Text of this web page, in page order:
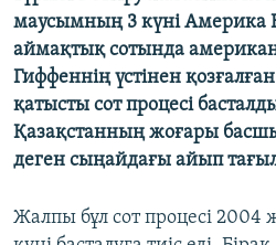
маусымның 3 күні
аймақтық сотында
Гиффеннің үстінен
қатысты сот процесі
Қазақстанның жоғары
деген сыңайдағы айып
Жалпы бұл сот процесі